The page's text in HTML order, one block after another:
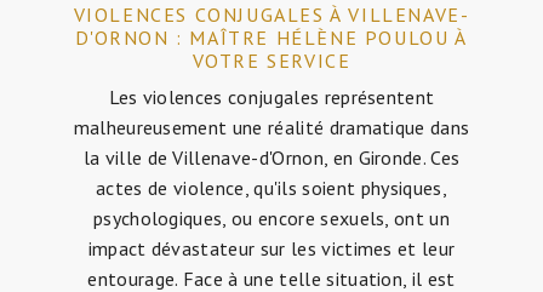
VIOLENCES CONJUGALES À VILLENAVE-
D'ORNON : MAÎTRE HÉLÈNE POULOU À
VOTRE SERVICE
Les violences conjugales représentent
malheureusement une réalité dramatique dans
la ville de Villenave-d'Ornon, en Gironde. Ces
actes de violence, qu'ils soient physiques,
psychologiques, ou encore sexuels, ont un
impact dévastateur sur les victimes et leur
entourage. Face à une telle situation, il est